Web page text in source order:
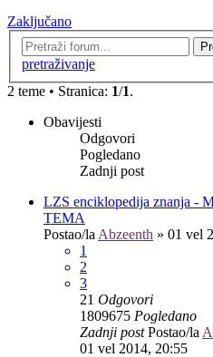
Zaključano
pretraživanje
2 teme • Stranica: 1/1.
Obavijesti
Odgovori
Pogledano
Zadnji post
LZS enciklopedija znanja -
TEMA
Postao/la Abzeenth » 01 vel
1
2
3
21 Odgovori
1809675 Pogledano
Zadnji postPostao/la
01 vel 2014, 20:55